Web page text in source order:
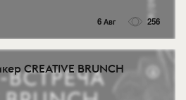
6 Авг 256
CREATIVE BRUNCH